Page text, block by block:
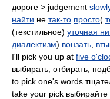
дороге > judgement
найти не так-то просто(
(текстильное) уточная
диалектизм) вонзать
I'll pick you up at five
выбирать, отбирать,
to pick one's words
take your pick